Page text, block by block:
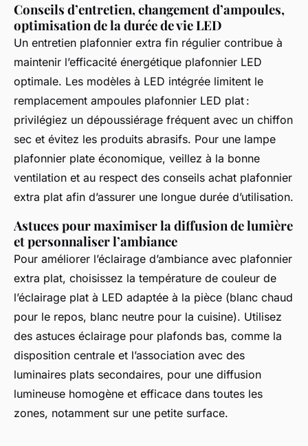
Conseils d’entretien, changement d’ampoules,
optimisation de la durée de vie LED
Un entretien plafonnier extra fin régulier contribue à
maintenir l’efficacité énergétique plafonnier LED
optimale. Les modèles à LED intégrée limitent le
remplacement ampoules plafonnier LED plat :
privilégiez un dépoussiérage fréquent avec un chiffon
sec et évitez les produits abrasifs. Pour une lampe
plafonnier plate économique, veillez à la bonne
ventilation et au respect des conseils achat plafonnier
extra plat afin d’assurer une longue durée d’utilisation.
Astuces pour maximiser la diffusion de lumière
et personnaliser l’ambiance
Pour améliorer l’éclairage d’ambiance avec plafonnier
extra plat, choisissez la température de couleur de
l’éclairage plat à LED adaptée à la pièce (blanc chaud
pour le repos, blanc neutre pour la cuisine). Utilisez
des astuces éclairage pour plafonds bas, comme la
disposition centrale et l’association avec des
luminaires plats secondaires, pour une diffusion
lumineuse homogène et efficace dans toutes les
zones, notamment sur une petite surface.